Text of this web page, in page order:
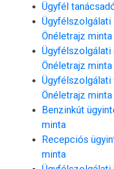
Ügyfél
Ügyfélszolgálati
Önéletrajz minta
Ügyfélszolgálati
Önéletrajz minta
Ügyfélszolgálati
Önéletrajz minta
Benzinkút
minta
Recepciós
minta